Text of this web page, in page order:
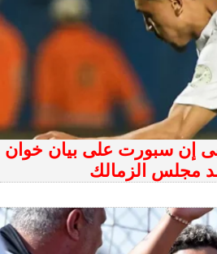
إن سبورت على بيان خوان
مجلس الزمالك